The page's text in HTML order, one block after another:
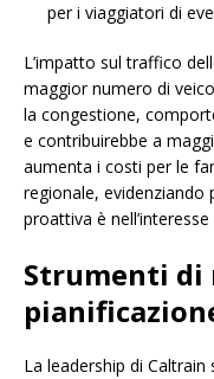
per i viaggiatori di
L’impatto sul traffico
maggior numero di
la congestione,
e contribuirebbe a
aumenta i costi per le
regionale, evidenziando
proattiva è
Strumenti di
La leadership di